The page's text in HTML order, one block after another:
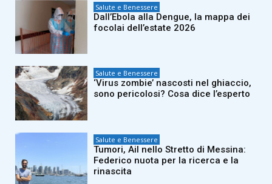
Salute e Benessere
Dall’Ebola alla Dengue, la mappa dei
focolai dell’estate 2026
Salute e Benessere
‘Virus zombie’ nascosti nel ghiaccio,
sono pericolosi? Cosa dice l’esperto
Salute e Benessere
Tumori, Ail nello Stretto di Messina:
Federico nuota per la ricerca e la
rinascita